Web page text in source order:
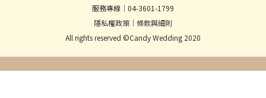
服務專線│04-3601-1799
隱私權政策 │ 條款與細則
All rights reserved ©Candy Wedding 2020